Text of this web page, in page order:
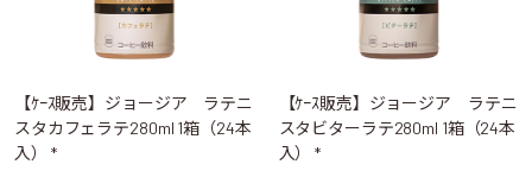
【ｹｰｽ販売】ジョージア ラテニ
スタカフェラテ280ml 1箱（24本
入） *
【ｹｰｽ販売】ジョージア ラテニ
スタビターラテ280ml 1箱（24本
入） *